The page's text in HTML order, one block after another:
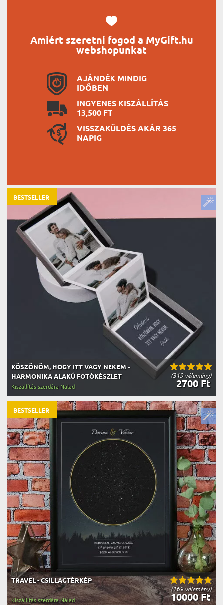
Amiért szeretni fogod a MyGift.hu
webshopunkat
AJÁNDÉK MINDIG
IDŐBEN
INGYENES KISZÁLLÍTÁS
13,500 FT
VISSZAKÜLDÉS AKÁR 365
NAPIG
(319 vélemény)
KÖSZÖNÖM, HOGY ITT VAGY NEKEM -
HARMONIKA ALAKÚ FOTÓKÉSZLET
2700 Ft
Kiszállítás szerdára Nálad
BESTSELLER
(169 vélemény)
TRAVEL - CSILLAGTÉRKÉP
10000 Ft
Kiszállítás szerdára Nálad
BESTSELLER